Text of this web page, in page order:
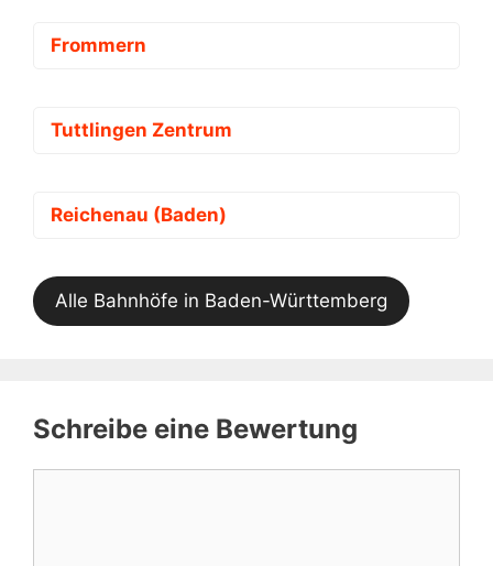
Frommern
Tuttlingen Zentrum
Reichenau (Baden)
Alle Bahnhöfe in Baden-Württemberg
Schreibe eine Bewertung